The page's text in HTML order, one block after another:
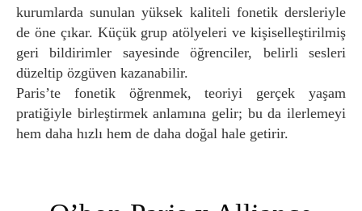
kurumlarda sunulan yüksek kaliteli fonetik dersleriyle
de öne çıkar. Küçük grup atölyeleri ve kişiselleştirilmiş
geri bildirimler sayesinde öğrenciler, belirli sesleri
düzeltip özgüven kazanabilir.
Paris’te fonetik öğrenmek, teoriyi gerçek yaşam
pratiğiyle birleştirmek anlamına gelir; bu da ilerlemeyi
hem daha hızlı hem de daha doğal hale getirir.